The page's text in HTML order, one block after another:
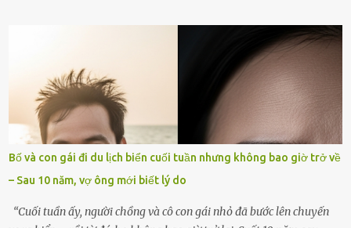
rơi vào khoảng trống vô tận, chẳng còn muốn làm gì ngoài việc
ngồi lặng lẽ nhớ về cô ấy. Nhưng cuộc sống không cho phép tôi mãi
chìm đắm trong đau khổ. Họ hàng, bạn bè và những người thân
thiết đã đến bên, giúp tôi tổ chức tang lễ chu toàn. Và hôm nay là
ngày giỗ đầu tiên của vợ, 49 ngày sau khi cô ấy rời xa tôi mãi
mãi.Buổi sáng hôm đó, sau khi cúng cơm xong, tôi quyết định lên
sắp xếp lại bàn thờ vợ. Mọi thứ vẫn như mọi ngày, nhưng có điều gì
đó kỳ lạ mà tôi không thể giải thích được. Trong khoảnh khắc tôi
cúi xuống lau chùi bát hương, một luồng gió lạ thoáng qua, khiến
tôi giật mình. Và rồi, một chuyện kinh...
Bố và con gái đi du lịch biển cuối tuần nhưng không bao giờ trở về
– Sau 10 năm, vợ ông mới biết lý do
“Cuối tuần ấy, người chồng và cô con gái nhỏ đã bước lên chuyến